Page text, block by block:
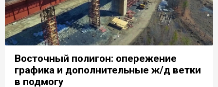
Восточный полигон: опережение
графика и дополнительные ж/д ветки
в подмогу